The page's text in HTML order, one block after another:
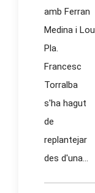
amb Ferran
Medina i Lou
Pla.
Francesc
Torralba
s'ha hagut
de
replantejar
des d'una...